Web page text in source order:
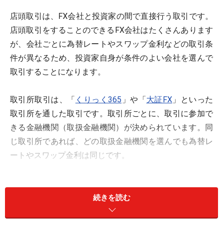
店頭取引は、FX会社と投資家の間で直接行う取引です。
店頭取引をすることのできるFX会社はたくさんあります
が、会社ごとに為替レートやスワップ金利などの取引条
件が異なるため、投資家自身が条件のよい会社を選んで
取引することになります。
取引所取引は、「 くりっく365 」や「大証FX」といった
取引所を通した取引です。取引所ごとに、取引に参加で
きる金融機関（取扱金融機関）が決められています。同
じ取引所であれば、どの取扱金融機関を選んでも為替レ
ートやスワップ金利は同じです。
続きを読む